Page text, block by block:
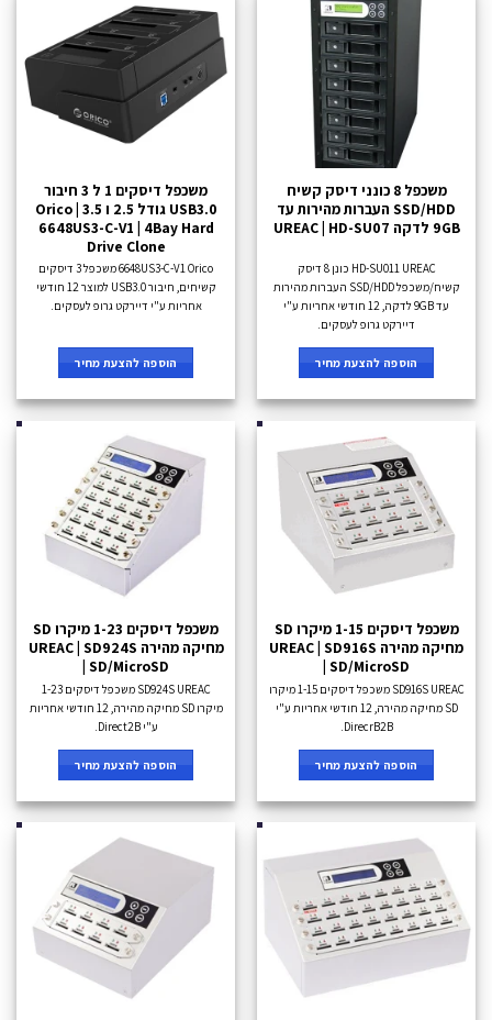
משכפל 8 כונני דיסק קשיח
SSD/HDD העברות מהירות עד
9GB לדקה UREAC | HD-SU07
HD-SU011 UREAC כונן 8 דיסק
קשיח/משכפל SSD/HDD העברות מהירות
עד 9GB לדקה, 12 חודשי אחריות ע"י
דיירקט גרופ לעסקים.
הוספה להצעת מחיר
משכפל דיסקים 1 ל 3 חיבור
USB3.0 גודל 2.5 ו 3.5 Orico |
6648US3-C-V1 | 4Bay Hard
Drive Clone
6648US3-C-V1 Orico משכפל 3 דיסקים
קשיחים, חיבור USB3.0 למוצר 12 חודשי
אחריות ע"י דיירקט גרופ לעסקים.
הוספה להצעת מחיר
משכפל דיסקים 1-15 מיקרו SD
מחיקה מהירה UREAC | SD916S
| SD/MicroSD
SD916S UREAC משכפל דיסקים 1-15 מיקרו
SD מחיקה מהירה, 12 חודשי אחריות ע"י
DirecrB2B.
הוספה להצעת מחיר
משכפל דיסקים 1-23 מיקרו SD
מחיקה מהירה UREAC | SD924S
| SD/MicroSD
SD924S UREAC משכפל דיסקים 1-23
מיקרו SD מחיקה מהירה, 12 חודשי אחריות
ע"י Direct2B.
הוספה להצעת מחיר